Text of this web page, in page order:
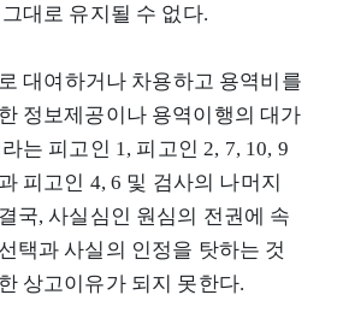
대로 유지될 수 없다.
대여하거나 차용하고 용역비를
정보제공이나 용역이행의 대가
는 피고인 1, 피고인 2, 7, 10, 9
피고인 4, 6 및 검사의 나머지
국, 사실심인 원심의 전권에 속
택과 사실의 인정을 탓하는 것
상고이유가 되지 못한다.